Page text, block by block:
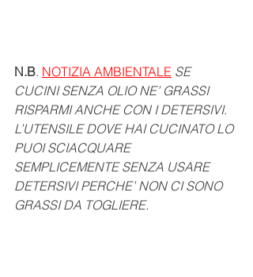
N.B. NOTIZIA AMBIENTALE SE
CUCINI SENZA OLIO NE’ GRASSI
RISPARMI ANCHE CON I DETERSIVI.
L’UTENSILE DOVE HAI CUCINATO LO
PUOI SCIACQUARE
SEMPLICEMENTE SENZA USARE
DETERSIVI PERCHE’ NON CI SONO
GRASSI DA TOGLIERE.